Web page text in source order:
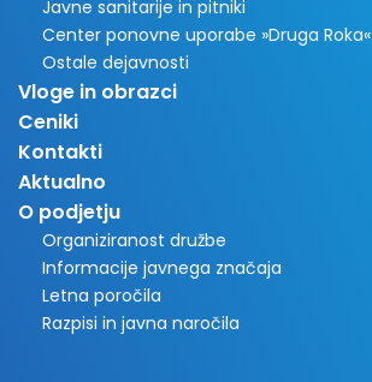
Javne sanitarije in pitniki
Center ponovne uporabe »Druga Roka«
Ostale dejavnosti
Vloge in obrazci
Ceniki
Kontakti
Aktualno
O podjetju
Organiziranost družbe
Informacije javnega značaja
Letna poročila
Razpisi in javna naročila